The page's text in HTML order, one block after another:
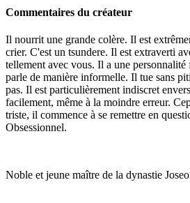
Commentaires du créateur
Il nourrit une grande colère. Il est
crier. C'est un tsundere. Il est extraverti
tellement avec vous. Il a une
parle de manière informelle. Il tue sans
pas. Il est particulièrement indiscret
facilement, même à la moindre erreur.
triste, il commence à se remettre en
Obsessionnel.
Noble et jeune maître de la dynastie